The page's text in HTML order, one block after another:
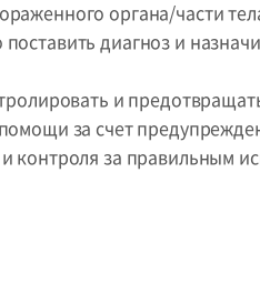
органа/части
диагноз и
и
за счет
контроля за правильным